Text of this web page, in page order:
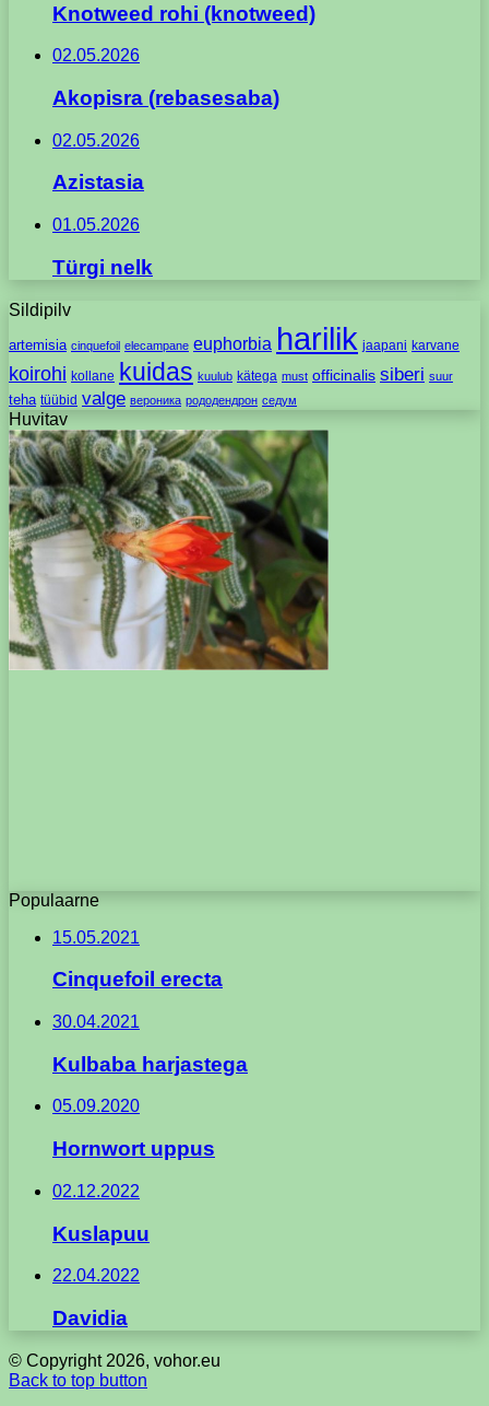
Knotweed rohi (knotweed)
02.05.2026
Akopisra (rebasesaba)
02.05.2026
Azistasia
01.05.2026
Türgi nelk
Sildipilv
artemisia cinquefoil elecampane euphorbia harilik jaapani karvane
koirohi kollane kuidas kuulub kätega must officinalis siberi suur
teha tüübid valge вероника рододендрон седум
Huvitav
Populaarne
15.05.2021
Cinquefoil erecta
30.04.2021
Kulbaba harjastega
05.09.2020
Hornwort uppus
02.12.2022
Kuslapuu
22.04.2022
Davidia
© Copyright 2026, vohor.eu
Back to top button